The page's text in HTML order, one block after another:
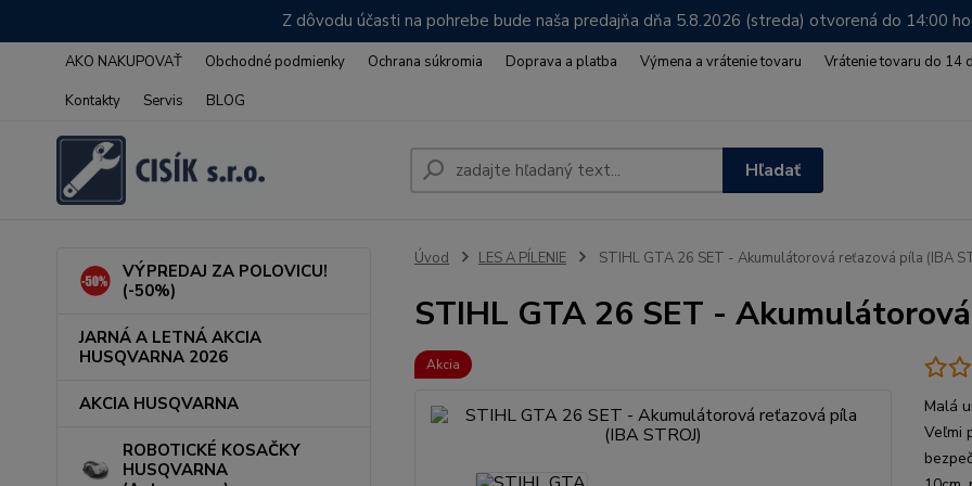
Z dôvodu účasti na pohrebe bude naša predajňa dňa 5.8.2026 (streda) otvorená do 14:00
AKO NAKUPOVAŤ Obchodné podmienky Ochrana súkromia Doprava a platba Výmena a vrátenie tovaru
Vrátenie tovaru do 14
Kontakty
Servis BLOG
Hľadať
VÝPREDAJ ZA POLOVICU!
(-50%)
JARNÁ A LETNÁ AKCIA
HUSQVARNA 2026
AKCIA HUSQVARNA
ROBOTICKÉ KOSAČKY
HUSQVARNA
Úvod LES A PÍLENIE STIHL GTA 26 SET - Akumulátorová reťazová píla (IBA
STIHL GTA 26 SET -
Akcia
Malá
Veľmi